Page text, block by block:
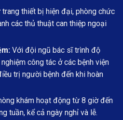
thiết bị hiện đại, phòng chức
các thủ thuật can thiệp ngoại
Với đội ngũ bác sĩ trình độ
công tác ở các bệnh viện
trị người bệnh đến khi hoàn
khám hoạt động từ 8 giờ đến
tuần, kể cả ngày nghỉ và lễ.